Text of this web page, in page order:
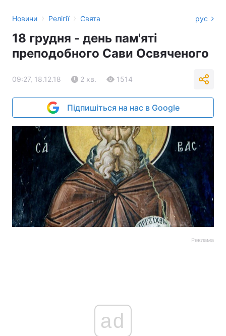
Новини › Релігії › Свята рус
18 грудня - день пам'яті
преподобного Сави Освяченого
09:27, 18.12.18 2 хв. 1514
Підпишіться на нас в Google
Реклама
ad